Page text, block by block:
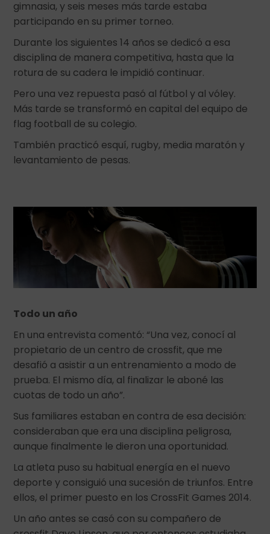
gimnasia, y seis meses más tarde estaba
participando en su primer torneo.
Durante los siguientes 14 años se dedicó a esa
disciplina de manera competitiva, hasta que la
rotura de su cadera le impidió continuar.
Pero una vez repuesta pasó al fútbol y al vóley.
Más tarde se transformó en capital del equipo de
flag football de su colegio.
También practicó esquí, rugby, media maratón y
levantamiento de pesas.
Todo un año
En una entrevista comentó: “Una vez, conocí al
propietario de un centro de crossfit, que me
desafió a asistir a un entrenamiento a modo de
prueba. El mismo día, al finalizar le aboné las
cuotas de todo un año”.
Sus familiares estaban en contra de esa decisión:
consideraban que era una disciplina peligrosa,
aunque finalmente le dieron una oportunidad.
La atleta puso su habitual energía en el nuevo
deporte y consiguió una sucesión de triunfos. Entre
ellos, el primer puesto en los CrossFit Games 2014.
Un año antes se casó con su compañero de